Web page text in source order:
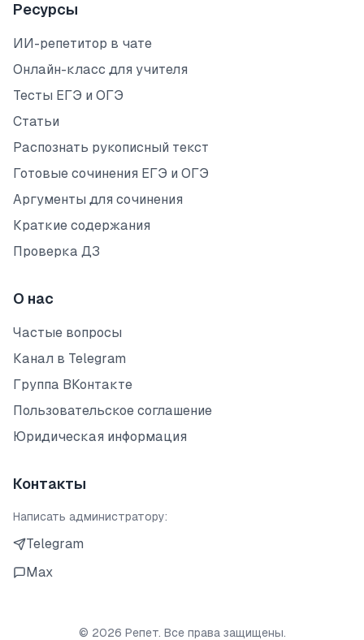
Ресурсы
ИИ-репетитор в чате
Онлайн-класс для учителя
Тесты ЕГЭ и ОГЭ
Статьи
Распознать рукописный текст
Готовые сочинения ЕГЭ и ОГЭ
Аргументы для сочинения
Краткие содержания
Проверка ДЗ
О нас
Частые вопросы
Канал в Telegram
Группа ВКонтакте
Пользовательское соглашение
Юридическая информация
Контакты
Написать администратору:
Telegram
Max
© 2026 Репет. Все права защищены.